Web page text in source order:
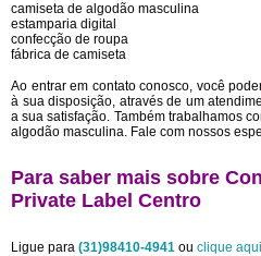
camiseta de algodão masculina
estamparia digital
confecção de roupa
fábrica de camiseta
Ao entrar em contato conosco, você
à sua disposição, através de um
a sua satisfação. Também trabalhamos
algodão masculina. Fale com nossos
Para saber mais sobre
Private Label Centro
Ligue para (31)98410-4941 ou clique aqui